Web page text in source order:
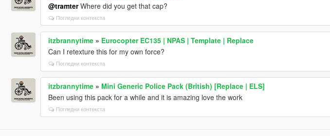
@tramterWhere did you get that cap?
Погледни контекста
itzbrannytime» Eurocopter EC135 | NPAS | Template | Replace
Can I retexture this for my own force?
Погледни контекста
itzbrannytime» Mini Generic Police Pack (British) [Replace | ELS]
Been using this pack for a while and it is amazing love the work
Погледни контекста